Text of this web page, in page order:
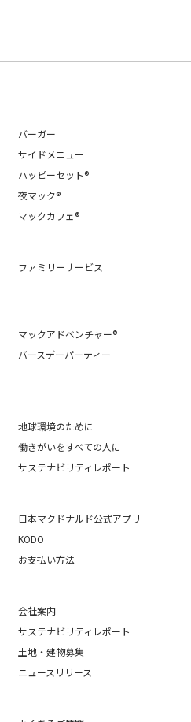
バーガー
サイドメニュー
ハッピーセット®
夜マック®
マックカフェ®
ファミリーサービス
マックアドベンチャー®
バースデーパーティー
地球環境のために
働きがいをすべての人に
サステナビリティレポート
日本マクドナルド公式アプリ
KODO
お支払い方法
会社案内
サステナビリティレポート
土地・建物募集
ニュースリリース